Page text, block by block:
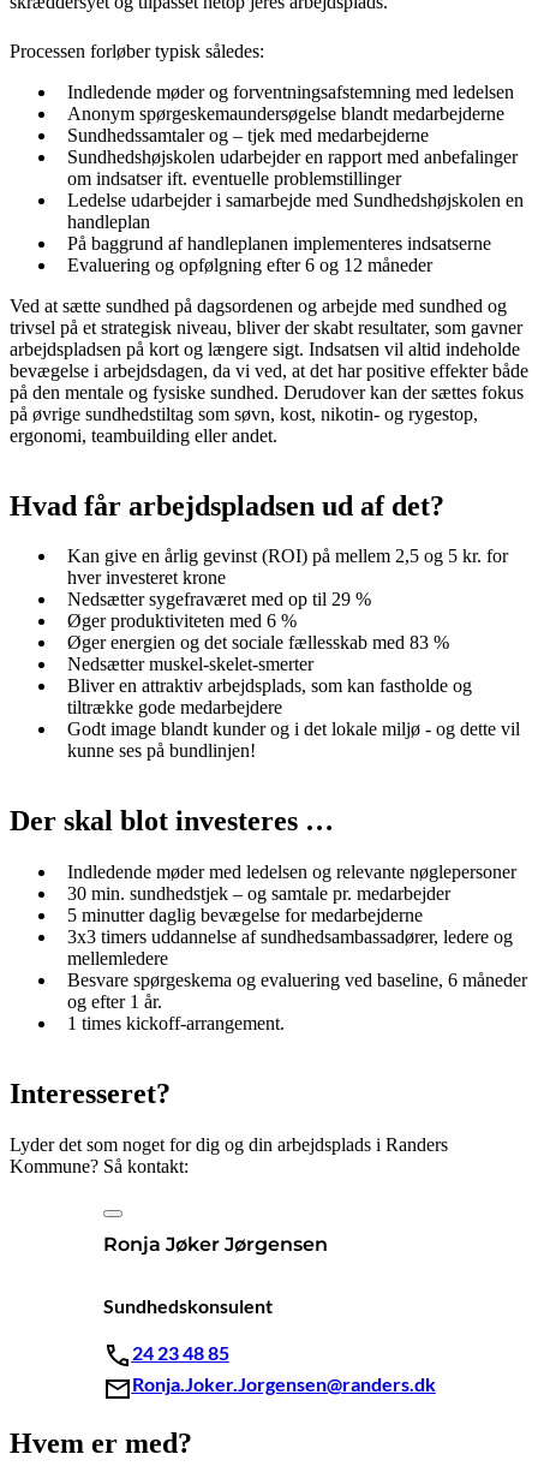
Processen forløber typisk således:
Indledende møder og forventningsafstemning med ledelsen
Anonym spørgeskemaundersøgelse blandt medarbejderne
Sundhedssamtaler og – tjek med medarbejderne
Sundhedshøjskolen udarbejder en rapport med anbefalinger
om indsatser ift. eventuelle problemstillinger
Ledelse udarbejder i samarbejde med Sundhedshøjskolen en
handleplan
På baggrund af handleplanen implementeres indsatserne
Evaluering og opfølgning efter 6 og 12 måneder
Ved at sætte sundhed på dagsordenen og arbejde med sundhed og
trivsel på et strategisk niveau, bliver der skabt resultater, som gavner
arbejdspladsen på kort og længere sigt. Indsatsen vil altid indeholde
bevægelse i arbejdsdagen, da vi ved, at det har positive effekter både
på den mentale og fysiske sundhed. Derudover kan der sættes fokus
på øvrige sundhedstiltag som søvn, kost, nikotin- og rygestop,
ergonomi, teambuilding eller andet.
Hvad får arbejdspladsen ud af det?
Kan give en årlig gevinst (ROI) på mellem 2,5 og 5 kr. for
hver investeret krone
Nedsætter sygefraværet med op til 29 %
Øger produktiviteten med 6 %
Øger energien og det sociale fællesskab med 83 %
Nedsætter muskel-skelet-smerter
Bliver en attraktiv arbejdsplads, som kan fastholde og
tiltrække gode medarbejdere
Godt image blandt kunder og i det lokale miljø - og dette vil
kunne ses på bundlinjen!
Der skal blot investeres …
Indledende møder med ledelsen og relevante nøglepersoner
30 min. sundhedstjek – og samtale pr. medarbejder
5 minutter daglig bevægelse for medarbejderne
3x3 timers uddannelse af sundhedsambassadører, ledere og
mellemledere
Besvare spørgeskema og evaluering ved baseline, 6 måneder
og efter 1 år.
1 times kickoff-arrangement.
Interesseret?
Lyder det som noget for dig og din arbejdsplads i Randers
Kommune? Så kontakt:
Ronja Jøker Jørgensen
Sundhedskonsulent
24 23 48 85
Ronja.Joker.Jorgensen@randers.dk
Hvem er med?